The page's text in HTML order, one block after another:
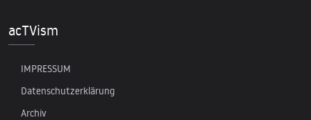
acTVism
IMPRESSUM
Datenschutzerklärung
Archiv